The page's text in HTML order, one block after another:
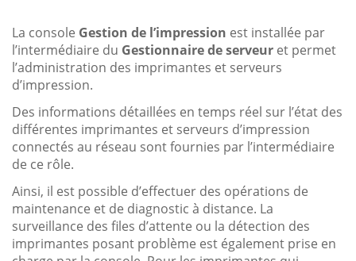
La console Gestion de l’impression est installée par
l’intermédiaire du Gestionnaire de serveur et permet
l’administration des imprimantes et serveurs
d’impression.
Des informations détaillées en temps réel sur l’état des
différentes imprimantes et serveurs d’impression
connectés au réseau sont fournies par l’intermédiaire
de ce rôle.
Ainsi, il est possible d’effectuer des opérations de
maintenance et de diagnostic à distance. La
surveillance des files d’attente ou la détection des
imprimantes posant problème est également prise en